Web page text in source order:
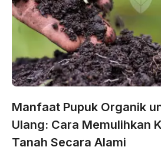
Manfaat Pupuk Organik
Ulang: Cara Memulihkan
Tanah Secara Alami